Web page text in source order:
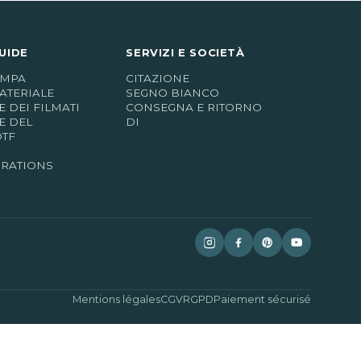
DEI FILMATI
DEL
SERVIZI E SOCIETÀ
CITAZIONE
SEGNO BIANCO
CONSEGNA E RITORNO
DI
Mentions légalesCGVRGPDPaiement sécurisé